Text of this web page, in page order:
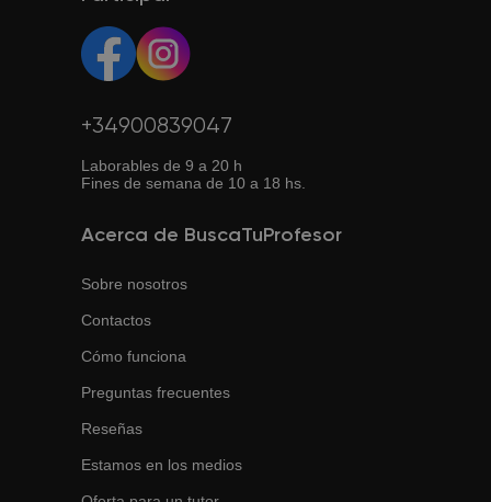
a internet.
+34900839047
Laborables de 9 a 20 h
Fines de semana de 10 a 18 hs.
Acerca de BuscaTuProfesor
Sobre nosotros
Contactos
Cómo funciona
Preguntas frecuentes
Reseñas
Estamos en los medios